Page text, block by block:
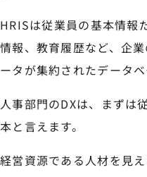
HRISは従業員の基本情報
情報、教育履歴など、企
ータが集約されたデータベ
人事部門のDXは、まずは
本と言えます。
経営資源である人材を見